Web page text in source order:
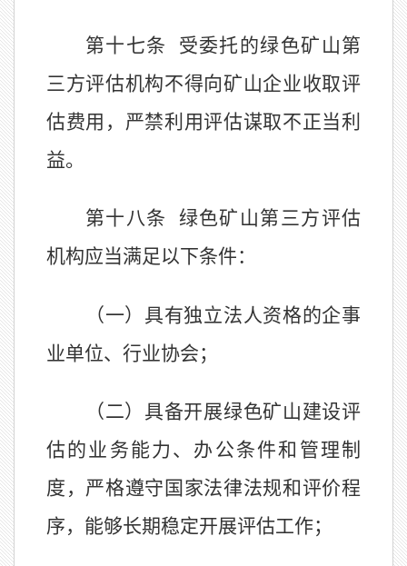
第十七条
受委托的绿色矿山第
三方评估机构不得向矿山企业收取评
估费用，严禁利用评估谋取不正当利
益。
第十八条
绿色矿山第三方评估
机构应当满足以下条件：
（一）具有独立法人资格的企事
业单位、行业协会；
（二）具备开展绿色矿山建设评
估的业务能力、办公条件和管理制
度，严格遵守国家法律法规和评价程
序，能够长期稳定开展评估工作；